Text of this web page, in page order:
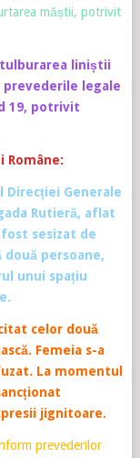
măștii, potrivit
liniștii
legale
19, potrivit
Române:
Direcției Generale
Rutieră, aflat
sesizat de
persoane,
unui spațiu
celor două
Femeia s-a
La momentul
jignitoare.
prevederilor